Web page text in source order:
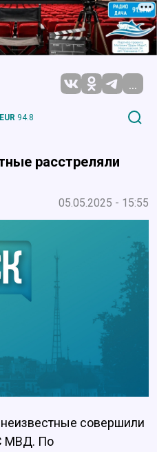
...
EUR 94.8
расстреляли
05.05.2025 - 15:55
совершили
МВД. По